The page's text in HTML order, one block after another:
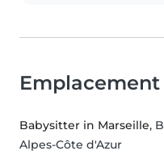
Emplacement
Babysitter in Marseille,
Alpes-Côte d'Azur